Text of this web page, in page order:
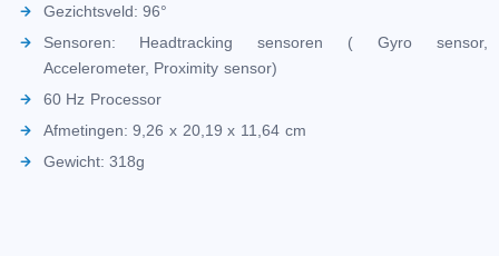
Gezichtsveld: 96°
Sensoren: Headtracking sensoren ( Gyro sensor,
Accelerometer, Proximity sensor)
60 Hz Processor
Afmetingen: 9,26 x 20,19 x 11,64 cm
Gewicht: 318g